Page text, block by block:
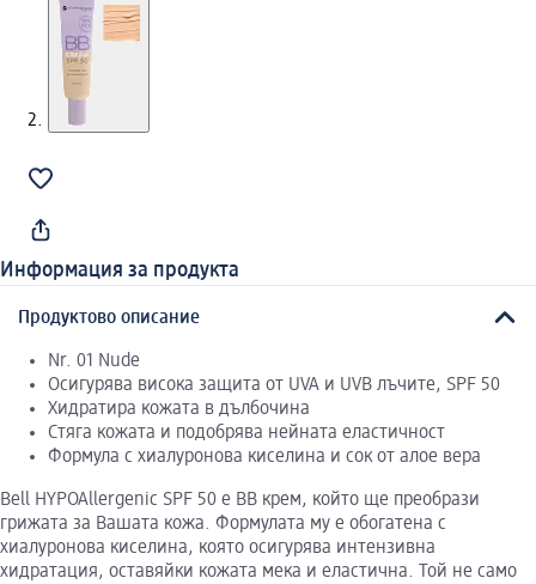
Информация за продукта
Продуктово описание
Nr. 01 Nude
Осигурява висока защита от UVA и UVB лъчите, SPF 50
Хидратира кожата в дълбочина
Стяга кожата и подобрява нейната еластичност
Формула с хиалуронова киселина и сок от алое вера
Bell HYPOAllergenic SPF 50 e BB крем, който ще преобрази
грижата за Вашата кожа. Формулата му е обогатена с
хиалуронова киселина, която осигурява интензивна
хидратация, оставяйки кожата мека и еластична. Той не само